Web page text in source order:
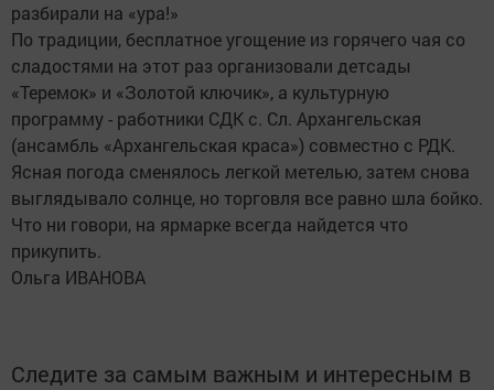
разбирали на «ура!»
По традиции, бесплатное угощение из горячего чая со
сладостями на этот раз организовали детсады
«Теремок» и «Золотой ключик», а культурную
программу - работники СДК с. Сл. Архангельская
(ансамбль «Архангельская краса») совместно с РДК.
Ясная погода сменялось легкой метелью, затем снова
выглядывало солнце, но торговля все равно шла бойко.
Что ни говори, на ярмарке всегда найдется что
прикупить.
Ольга ИВАНОВА
Следите за самым важным и интересным в